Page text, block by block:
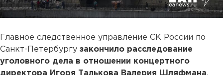
Главное следственное управление СК России по
Санкт-Петербургу закончило расследование
уголовного дела в отношении концертного
директора Игоря Талькова Валерия Шляфмана.